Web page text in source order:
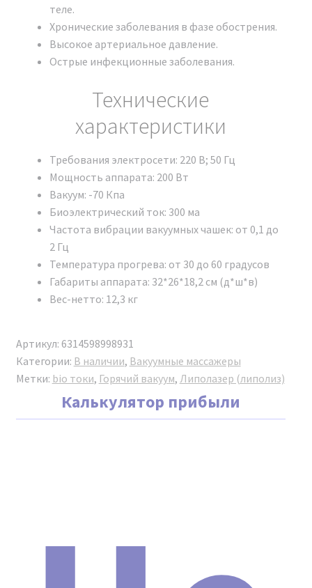
Подробнее о сертификатах и о том, зачем нужно
проверять их на оригинальность, вы можете
почитать в нашей статье:НАЖМИТЕ ДЛЯ ПРОСМОТРА
СТАТЬИ.
Гарантия лучшей цены.
Гарантия на товар и доставку.
Техническая поддержка 24/7.
Инструкция и протоколы на русском языке
Защита от подделок.
Рассрочка 0%.
Надежная упаковка.
ОПИСАНИЕ
теле.
Хронические заболевания в фазе обострения.
Высокое артериальное давление.
Острые инфекционные заболевания.
Технические
характеристики
Требования электросети: 220 В; 50 Гц
Мощность аппарата: 200 Вт
Вакуум: -70 Кпа
Биоэлектрический ток: 300 ма
Частота вибрации вакуумных чашек: от 0,1 до
2 Гц
Температура прогрева: от 30 до 60 градусов
Габариты аппарата: 32*26*18,2 см (д*ш*в)
Вес-нетто: 12,3 кг
Артикул: 6314598998931
Категории: В наличии, Вакуумные массажеры
Метки: bio токи, Горячий вакуум, Липолазер (липолиз)
Калькулятор прибыли